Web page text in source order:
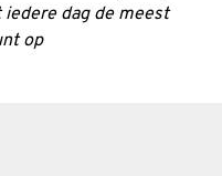
dag de meest
op